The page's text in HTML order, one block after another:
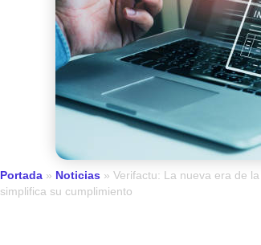
Portada » Noticias » Verifactu: La nueva era de
simplifica su cumplimiento